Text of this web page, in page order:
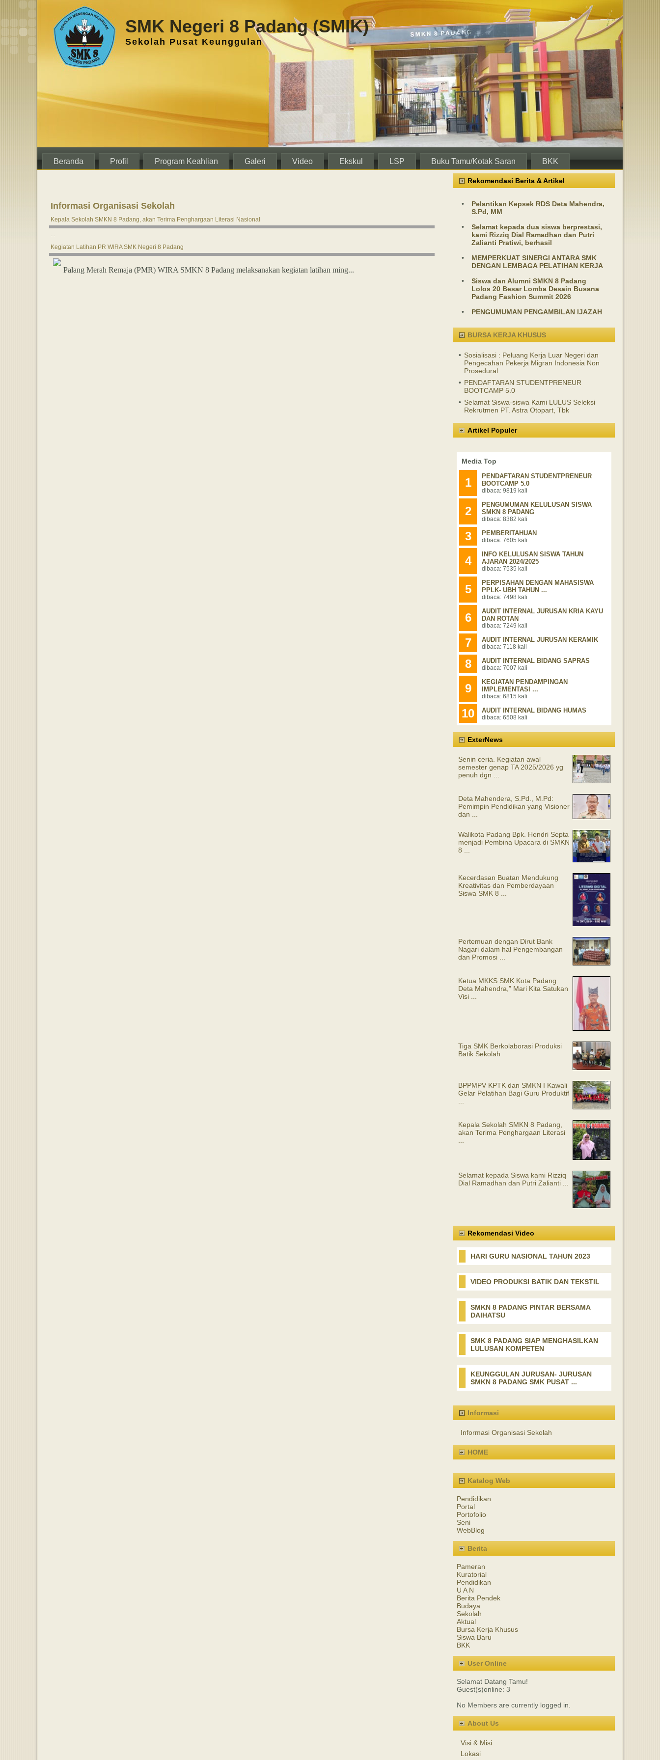
SMK Negeri 8 Padang (SMIK)
Sekolah Pusat Keunggulan
Beranda Profil Program Keahlian Galeri Video Ekskul LSP Buku Tamu/Kotak Saran BKK
Informasi Organisasi Sekolah
Kepala Sekolah SMKN 8 Padang, akan Terima Penghargaan Literasi Nasional
...
Kegiatan Latihan PR WIRA SMK Negeri 8 Padang
Palang Merah Remaja (PMR) WIRA SMKN 8 Padang melaksanakan kegiatan latihan ming...
Rekomendasi Berita & Artikel
•
Pelantikan Kepsek RDS Deta Mahendra,
S.Pd, MM
•
Selamat kepada dua siswa berprestasi,
kami Rizziq Dial Ramadhan dan Putri
Zalianti Pratiwi, berhasil
•
MEMPERKUAT SINERGI ANTARA SMK
DENGAN LEMBAGA PELATIHAN KERJA
•
Siswa dan Alumni SMKN 8 Padang
Lolos 20 Besar Lomba Desain Busana
Padang Fashion Summit 2026
•
PENGUMUMAN PENGAMBILAN IJAZAH
BURSA KERJA KHUSUS
• Sosialisasi : Peluang Kerja Luar Negeri dan
Pengecahan Pekerja Migran Indonesia Non
Prosedural
• PENDAFTARAN STUDENTPRENEUR
BOOTCAMP 5.0
• Selamat Siswa-siswa Kami LULUS Seleksi
Rekrutmen PT. Astra Otopart, Tbk
Artikel Populer
Media Top
1
PENDAFTARAN STUDENTPRENEUR
BOOTCAMP 5.0
dibaca: 9819 kali
2
PENGUMUMAN KELULUSAN SISWA
SMKN 8 PADANG
dibaca: 8382 kali
3 PEMBERITAHUAN
dibaca: 7605 kali
4
INFO KELULUSAN SISWA TAHUN
AJARAN 2024/2025
dibaca: 7535 kali
5
PERPISAHAN DENGAN MAHASISWA
PPLK- UBH TAHUN ...
dibaca: 7498 kali
6
AUDIT INTERNAL JURUSAN KRIA KAYU
DAN ROTAN
dibaca: 7249 kali
7 AUDIT INTERNAL JURUSAN KERAMIK
dibaca: 7118 kali
8 AUDIT INTERNAL BIDANG SAPRAS
dibaca: 7007 kali
9
KEGIATAN PENDAMPINGAN
IMPLEMENTASI ...
dibaca: 6815 kali
10 AUDIT INTERNAL BIDANG HUMAS
dibaca: 6508 kali
ExterNews
Senin ceria. Kegiatan awal
semester genap TA 2025/2026 yg
penuh dgn ...
Deta Mahendera, S.Pd., M.Pd:
Pemimpin Pendidikan yang Visioner
dan ...
Walikota Padang Bpk. Hendri Septa
menjadi Pembina Upacara di SMKN
8 ...
Kecerdasan Buatan Mendukung
Kreativitas dan Pemberdayaan
Siswa SMK 8 ...
Pertemuan dengan Dirut Bank
Nagari dalam hal Pengembangan
dan Promosi ...
Ketua MKKS SMK Kota Padang
Deta Mahendra,” Mari Kita Satukan
Visi ...
Tiga SMK Berkolaborasi Produksi
Batik Sekolah
BPPMPV KPTK dan SMKN I Kawali
Gelar Pelatihan Bagi Guru Produktif
Kepala Sekolah SMKN 8 Padang,
akan Terima Penghargaan Literasi
Selamat kepada Siswa kami Rizziq
Dial Ramadhan dan Putri Zalianti ...
Rekomendasi Video
HARI GURU NASIONAL TAHUN 2023
VIDEO PRODUKSI BATIK DAN TEKSTIL
SMKN 8 PADANG PINTAR BERSAMA
DAIHATSU
SMK 8 PADANG SIAP MENGHASILKAN
LULUSAN KOMPETEN
KEUNGGULAN JURUSAN- JURUSAN
SMKN 8 PADANG SMK PUSAT ...
Informasi
Informasi Organisasi Sekolah
HOME
Katalog Web
Pendidikan
Portal
Portofolio
Seni
WebBlog
Berita
Pameran
Kuratorial
Pendidikan
U A N
Berita Pendek
Budaya
Sekolah
Aktual
Bursa Kerja Khusus
Siswa Baru
BKK
User Online
Selamat Datang Tamu!
Guest(s)online: 3
No Members are currently logged in.
About Us
Visi & Misi
Lokasi